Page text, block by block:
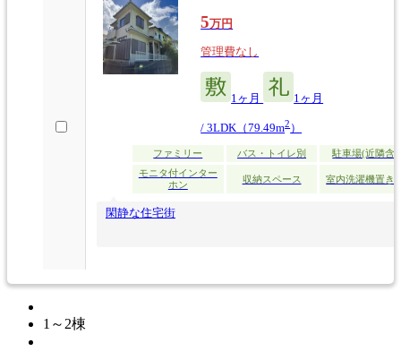
5万円
管理費なし
1ヶ月 1ヶ月
/ 3LDK（79.49m2）
ファミリー バス・トイレ別
駐車場(近隣含)
モニタ付インター
ホン
収納スペース 室内洗濯機置き
閑静な住宅街
1～2棟